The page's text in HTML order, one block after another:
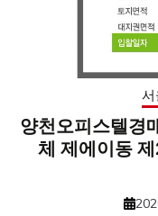
서
양천오피스텔경
체 제에이동